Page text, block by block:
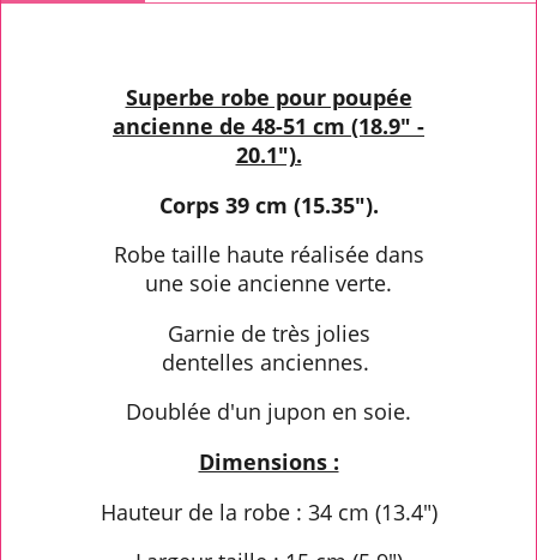
Superbe robe pour poupée
ancienne de 48-51 cm (18.9" -
20.1").
Corps 39 cm (15.35").
Robe taille haute réalisée dans
une soie ancienne verte.
Garnie de très jolies
dentelles anciennes.
Doublée d'un jupon en soie.
Dimensions :
Hauteur de la robe : 34 cm (13.4")